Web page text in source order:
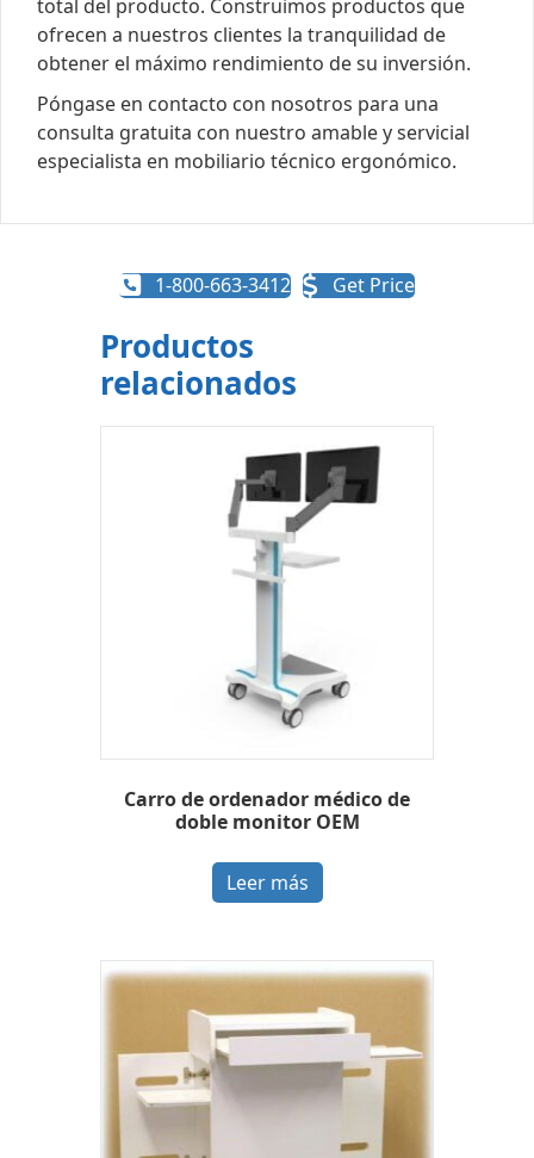
total del producto. Construimos productos que
ofrecen a nuestros clientes la tranquilidad de
obtener el máximo rendimiento de su inversión.
Póngase en contacto con nosotros para una
consulta gratuita con nuestro amable y servicial
especialista en mobiliario técnico ergonómico.
1-800-663-3412 Get Price
Productos
relacionados
Carro de ordenador médico de
doble monitor OEM
Leer más